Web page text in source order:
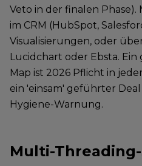
Veto in der finalen
im CRM (HubSpot,
Visualisierungen, oder
Lucidchart oder Ebsta.
Map ist 2026 Pflicht in
ein 'einsam' geführter
Hygiene-Warnung.
Multi-